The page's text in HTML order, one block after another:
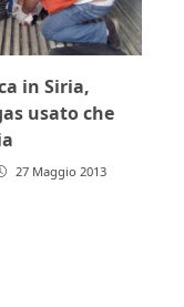
in Siria,
usato che
27 Maggio 2013